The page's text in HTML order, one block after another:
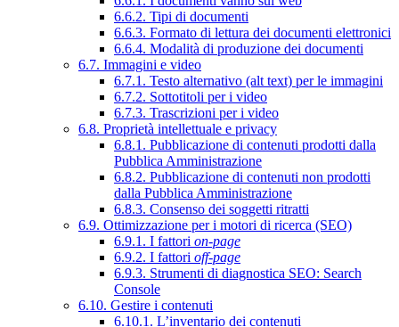
6.6.2. Tipi di documenti
6.6.3. Formato di lettura dei documenti elettronici
6.6.4. Modalità di produzione dei documenti
6.7. Immagini e video
6.7.1. Testo alternativo (alt text) per le immagini
6.7.2. Sottotitoli per i video
6.7.3. Trascrizioni per i video
6.8. Proprietà intellettuale e privacy
6.8.1. Pubblicazione di contenuti prodotti dalla
Pubblica Amministrazione
6.8.2. Pubblicazione di contenuti non prodotti
dalla Pubblica Amministrazione
6.8.3. Consenso dei soggetti ritratti
6.9. Ottimizzazione per i motori di ricerca (SEO)
6.9.1. I fattori on-page
6.9.2. I fattori off-page
6.9.3. Strumenti di diagnostica SEO: Search
Console
6.10. Gestire i contenuti
6.10.1. L’inventario dei contenuti